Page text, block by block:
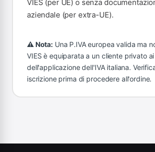
VIES (per UE) o senza
aziendale (per extra-UE).
⚠ Nota: Una P.IVA europea valida ma
VIES è equiparata a un cliente privato
dell'applicazione dell'IVA italiana.
iscrizione prima di procedere all'ordine.